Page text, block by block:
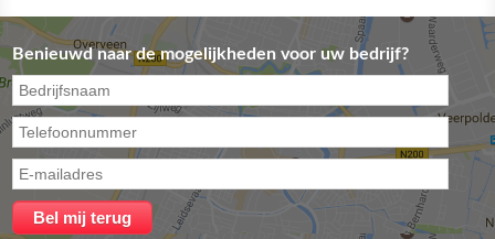
Benieuwd naar de mogelijkheden voor uw bedrijf?